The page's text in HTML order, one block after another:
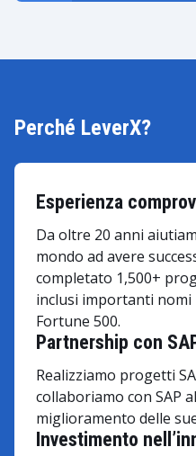
Perché LeverX?
Esperienza
Da oltre 20 anni
mondo ad avere
completato 1,500+
inclusi importanti
Fortune 500.
Partnership con
Realizziamo progetti
collaboriamo con SAP
miglioramento delle
Investimento